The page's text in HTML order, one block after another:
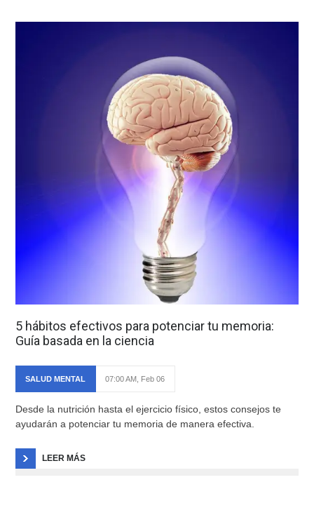
5 hábitos efectivos para potenciar tu memoria:
Guía basada en la ciencia
SALUD MENTAL 07:00 AM, Feb 06
Desde la nutrición hasta el ejercicio físico, estos consejos te
ayudarán a potenciar tu memoria de manera efectiva.
LEER MÁS